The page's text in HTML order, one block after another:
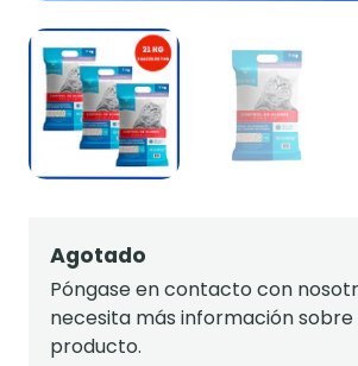
Agotado
Póngase en contacto con
necesita más información
producto.